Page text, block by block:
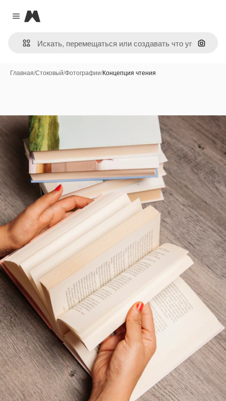
Close menu
Magnific
Поиск
Главная/Стоковый/Фотографии/Концепция чтения